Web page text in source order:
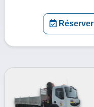
Réserver